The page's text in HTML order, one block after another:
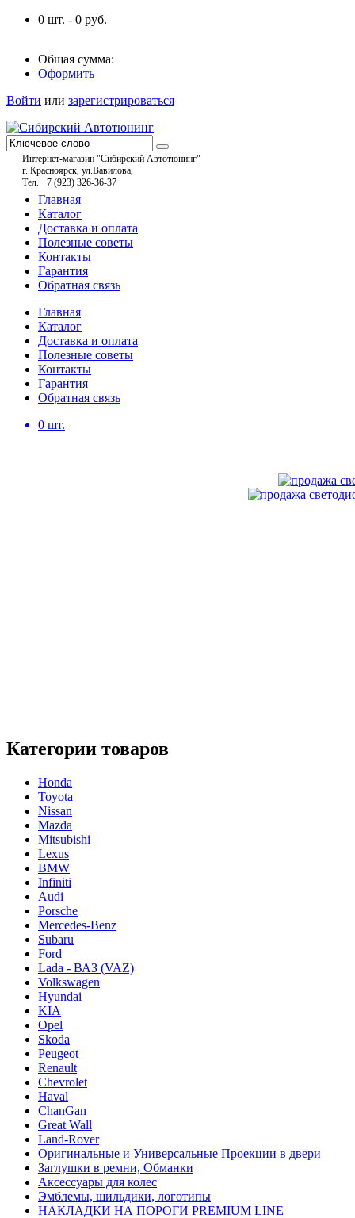
0 шт. - 0 руб.
Общая сумма:
Оформить
Войти или зарегистрироваться
Интернет-магазин "Сибирский Автотюнинг"
г. Красноярск, ул.Вавилова,
Тел. +7 (923) 326-36-37
Главная
Каталог
Доставка и оплата
Полезные советы
Контакты
Гарантия
Обратная связь
Главная
Каталог
Доставка и оплата
Полезные советы
Контакты
Гарантия
Обратная связь
0 шт.
Категории товаров
Honda
Toyota
Nissan
Mazda
Mitsubishi
Lexus
BMW
Infiniti
Audi
Porsche
Mercedes-Benz
Subaru
Ford
Lada - ВАЗ (VAZ)
Volkswagen
Hyundai
KIA
Opel
Skoda
Peugeot
Renault
Chevrolet
Haval
ChanGan
Great Wall
Land-Rover
Оригинальные и Универсальные Проекции в двери
Заглушки в ремни, Обманки
Аксессуары для колес
Эмблемы, шильдики, логотипы
НАКЛАДКИ НА ПОРОГИ PREMIUM LINE